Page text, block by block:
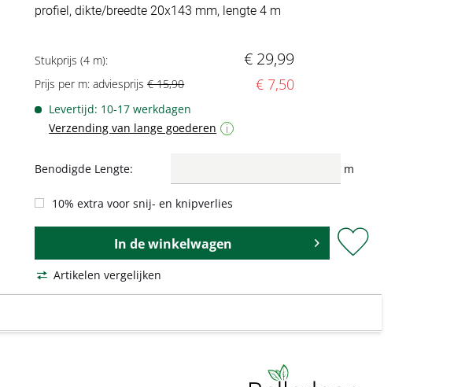
profiel, dikte/breedte 20x143 mm, lengte 4 m
Stukprijs (4 m): € 29,99
Prijs per m: adviesprijs€ 15,90 € 7,50
Levertijd: 10-17 werkdagen
Verzending van lange goederen
i
Benodigde Lengte: m
10% extra voor snij- en knipverlies
In de winkelwagen
Artikelen vergelijken